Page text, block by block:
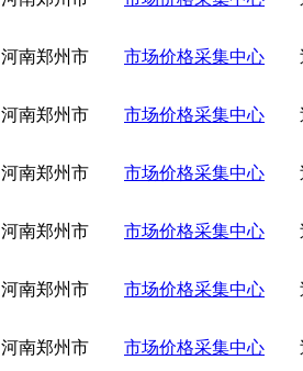
河南郑州市 市场价格采集中心
河南郑州市 市场价格采集中心
河南郑州市 市场价格采集中心
河南郑州市 市场价格采集中心
河南郑州市 市场价格采集中心
河南郑州市 市场价格采集中心